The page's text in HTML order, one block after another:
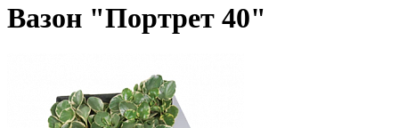
Вазон "Портрет 40"